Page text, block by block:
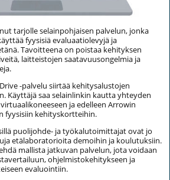
tarjolle selainpohjaisen palvelun, jonka
fyysisiä evaluaatiolevyjä ja
Tavoitteena on poistaa kehityksen
laitteistojen saatavuusongelmia ja
-palvelu siirtää kehitysalustojen
Käyttäjä saa selainlinkin kautta yhteyden
ja edelleen Arrowin
fyysisiin kehityskortteihin.
puolijohde- ja työkalutoimittajat ovat jo
etälaboratorioita demoihin ja koulutuksiin.
mallista jatkuvan palvelun, jota voidaan
ohjelmistokehitykseen ja
evaluointiin.